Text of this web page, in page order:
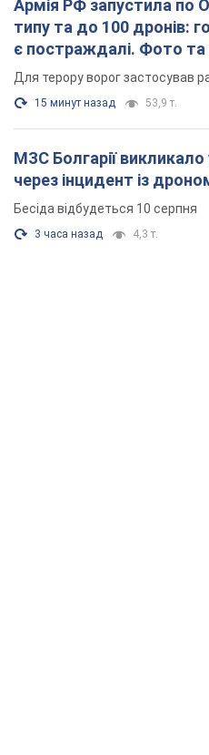
Армія РФ запустила по
типу та до 100 дронів:
є постраждалі. Фото та
Для терору ворог застосував
15 минут назад 53,9 т.
МЗС Болгарії викликало
через інцидент із
Бесіда відбудеться 10 серпня
3 часа назад 4,3 т.